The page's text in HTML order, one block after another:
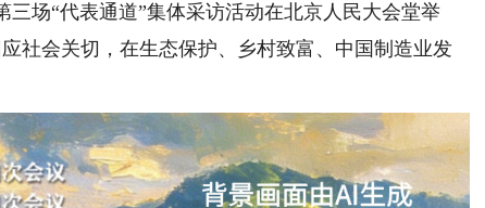
场“代表通道”集体采访活动在北京人民大会堂举
社会关切，在生态保护、乡村致富、中国制造业发